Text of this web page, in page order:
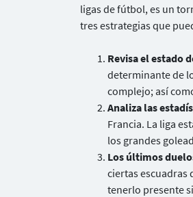
ligas de fútbol, es un
tres estrategias que
Revisa el estado
determinante de
complejo; así
Analiza las
Francia. La liga
los grandes
Los últimos
ciertas escuadras
tenerlo presente